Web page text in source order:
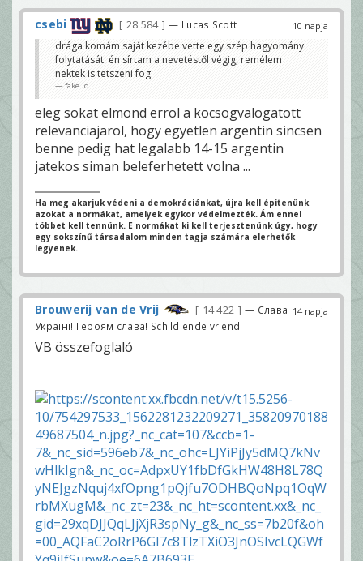
10 napja
csebi 28 584 — Lucas Scott
drága komám saját kezébe vette egy szép hagyomány
folytatását. én sírtam a nevetéstől végig, remélem
nektek is tetszeni fog
fake.id
eleg sokat elmond errol a kocsogvalogatott
relevanciajarol, hogy egyetlen argentin sincsen
benne pedig hat legalabb 14-15 argentin
jatekos siman beleferhetett volna ...
Ha meg akarjuk védeni a demokráciánkat, újra kell épitenünk
azokat a normákat, amelyek egykor védelmezték. Ám ennel
többet kell tennünk. E normákat ki kell terjesztenünk úgy, hogy
egy sokszínű társadalom minden tagja számára elerhetők
legyenek.
14 napja
Brouwerij van de Vrij 14 422
— Слава
Україні! Героям слава! Schild ende vriend
VB összefoglaló